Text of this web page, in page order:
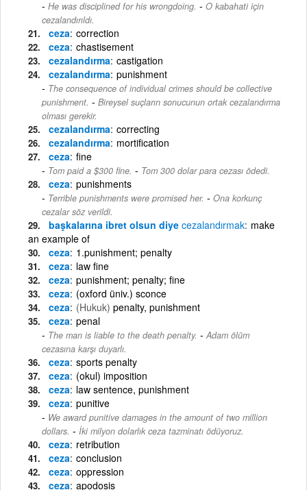
He was disciplined for his wrongdoing. - O kabahati için
cezalandırıldı.
ceza correction
ceza chastisement
cezalandırma castigation
cezalandırma punishment
The consequence of individual crimes should be collective
punishment. - Bireysel suçların sonucunun ortak cezalandırma
olması gerekir.
cezalandırma correcting
cezalandırma mortification
ceza fine
Tom paid a $300 fine. - Tom 300 dolar para cezası ödedi.
ceza punishments
Terrible punishments were promised her. - Ona korkunç
cezalar söz verildi.
başkalarına ibret olsun diye cezalandırmak make
an example of
ceza 1.punishment; penalty
ceza law fine
ceza punishment; penalty; fine
ceza (oxford üniv.) sconce
ceza (Hukuk) penalty, punishment
ceza penal
The man is liable to the death penalty. - Adam ölüm
cezasına karşı duyarlı.
ceza sports penalty
ceza (okul) imposition
ceza law sentence, punishment
ceza punitive
We award punitive damages in the amount of two million
dollars. - İki milyon dolarlık ceza tazminatı ödüyoruz.
ceza retribution
ceza conclusion
ceza oppression
ceza apodosis